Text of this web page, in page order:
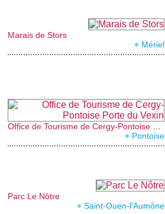
Marais de Stors
⌖ Mériel
⌖ Pontoise
Parc Le Nôtre
⌖ Saint-Ouen-l'Aumône